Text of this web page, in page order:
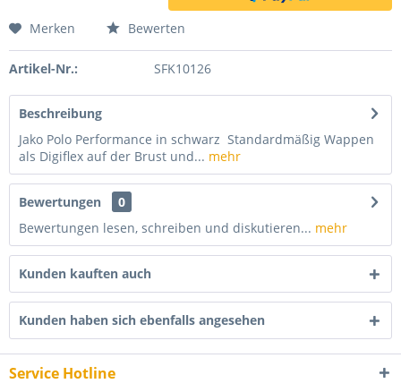
Merken Bewerten
Artikel-Nr.: SFK10126
Beschreibung
Jako Polo Performance in schwarz Standardmäßig Wappen
als Digiflex auf der Brust und... mehr
Bewertungen
0
Bewertungen lesen, schreiben und diskutieren... mehr
Kunden kauften auch
Kunden haben sich ebenfalls angesehen
Service Hotline